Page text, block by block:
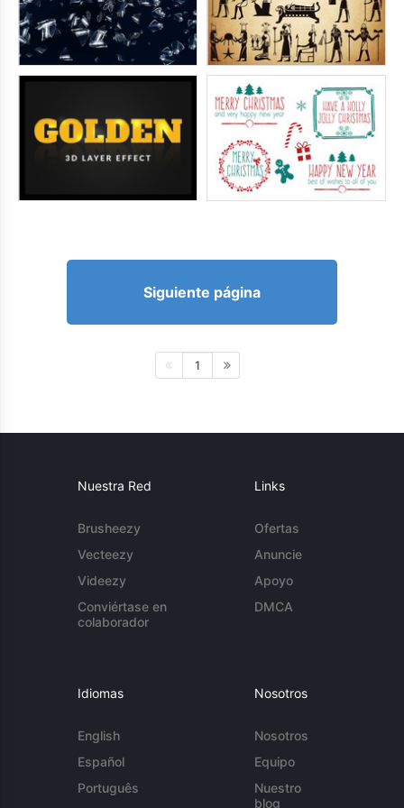
Siguiente página
1
Nuestra Red
Brusheezy
Vecteezy
Videezy
Conviértase en
colaborador
Links
Ofertas
Anuncie
Apoyo
DMCA
Idiomas
English
Español
Português
Nosotros
Nosotros
Equipo
Nuestro
blog